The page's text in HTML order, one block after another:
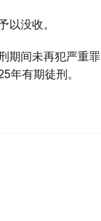
没收。
期间未再犯严重罪
年有期徒刑。